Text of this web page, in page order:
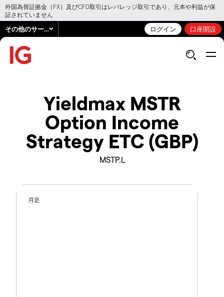
外国為替証拠金（FX）及びCFD取引はレバレッジ取引であり、元本や利益が保
証されていません
その他のサービス ログイン 口座開設
Yieldmax MSTR
Option Income
Strategy ETC (GBP)
MSTP.L
月足